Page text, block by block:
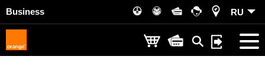
Business RU